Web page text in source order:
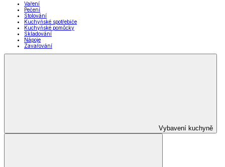
Vaření
Pečení
Stolování
Kuchyňské spotřebiče
Kuchyňské pomůcky
Skladování
Nápoje
Zavařování
Vybavení kuchyně